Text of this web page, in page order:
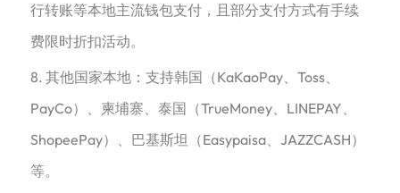
行转账等本地主流钱包支付，且部分支付方式有手续
费限时折扣活动。
8. 其他国家本地：支持韩国（KaKaoPay、Toss、
PayCo）、柬埔寨、泰国（TrueMoney、LINEPAY、
ShopeePay）、巴基斯坦（Easypaisa、JAZZCASH）
等。